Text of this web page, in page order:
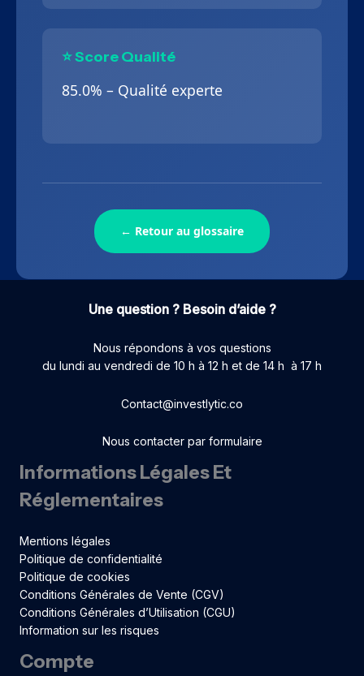
⭐ Score Qualité
85.0% – Qualité experte
← Retour au glossaire
Une question ? Besoin d’aide ?
Nous répondons à vos questions
du lundi au vendredi de 10 h à 12 h et de 14 h à 17 h
Contact@investlytic.co
Nous contacter par formulaire
Informations Légales Et
Réglementaires
Mentions légales
Politique de confidentialité
Politique de cookies
Conditions Générales de Vente (CGV)
Conditions Générales d’Utilisation (CGU)
Information sur les risques
Compte